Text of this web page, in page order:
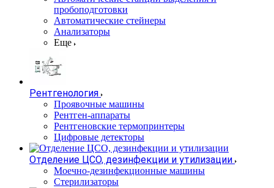
пробоподготовки
Автоматические стейнеры
Анализаторы
Еще
Рентгенология
Проявочные машины
Рентген-аппараты
Рентгеновские термопринтеры
Цифровые детекторы
Отделение ЦСО, дезинфекции и утилизации
Моечно-дезинфекционные машины
Стерилизаторы